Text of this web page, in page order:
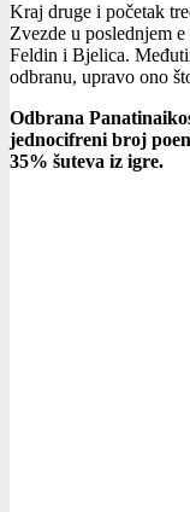
Kraj druge i početak
Zvezde u poslednjem
Feldin i Bjelica.
odbranu, upravo ono
Odbrana
jednocifreni broj
35% šuteva iz igre.